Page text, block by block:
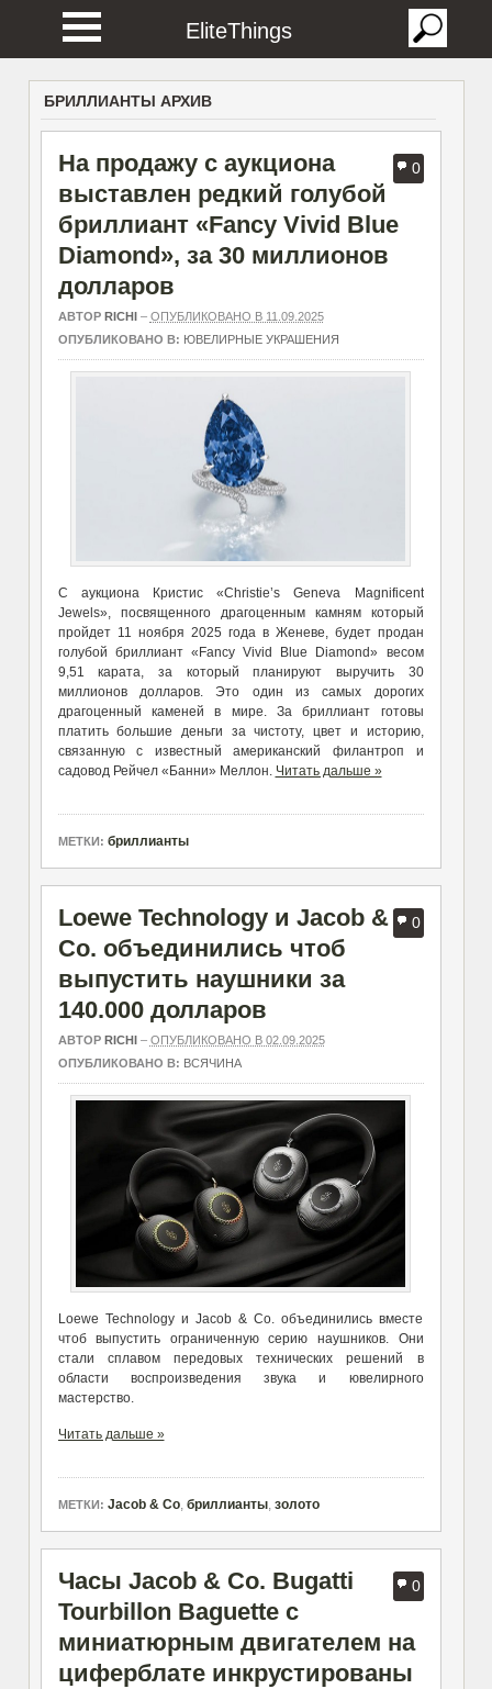
EliteThings
БРИЛЛИАНТЫ АРХИВ
0
На продажу с аукциона
выставлен редкий голубой
бриллиант «Fancy Vivid Blue
Diamond», за 30 миллионов
долларов
АВТОР RICHI– ОПУБЛИКОВАНО В 11.09.2025
ОПУБЛИКОВАНО В: ЮВЕЛИРНЫЕ УКРАШЕНИЯ
С аукциона Кристис «Christie’s Geneva Magnificent
Jewels», посвященного драгоценным камням который
пройдет 11 ноября 2025 года в Женеве, будет продан
голубой бриллиант «Fancy Vivid Blue Diamond» весом
9,51 карата, за который планируют выручить 30
миллионов долларов. Это один из самых дорогих
драгоценный каменей в мире. За бриллиант готовы
платить большие деньги за чистоту, цвет и историю,
связанную с известный американский филантроп и
садовод Рейчел «Банни» Меллон. Читать дальше »
МЕТКИ: бриллианты
0
Loewe Technology и Jacob &
Co. объединились чтоб
выпустить наушники за
140.000 долларов
АВТОР RICHI – ОПУБЛИКОВАНО В 02.09.2025
ОПУБЛИКОВАНО В: ВСЯЧИНА
Loewe Technology и Jacob & Co. объединились вместе
чтоб выпустить ограниченную серию наушников. Они
стали сплавом передовых технических решений в
области воспроизведения звука и ювелирного
мастерство.
Читать дальше »
МЕТКИ: Jacob & Co, бриллианты, золото
0
Часы Jacob & Co. Bugatti
Tourbillon Baguette с
миниатюрным двигателем на
циферблате инкрустированы